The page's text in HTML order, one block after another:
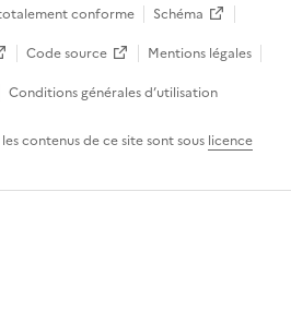
conforme
Schéma
Code source
Mentions légales
Conditions générales d’utilisation
contenus de ce site sont sous licence